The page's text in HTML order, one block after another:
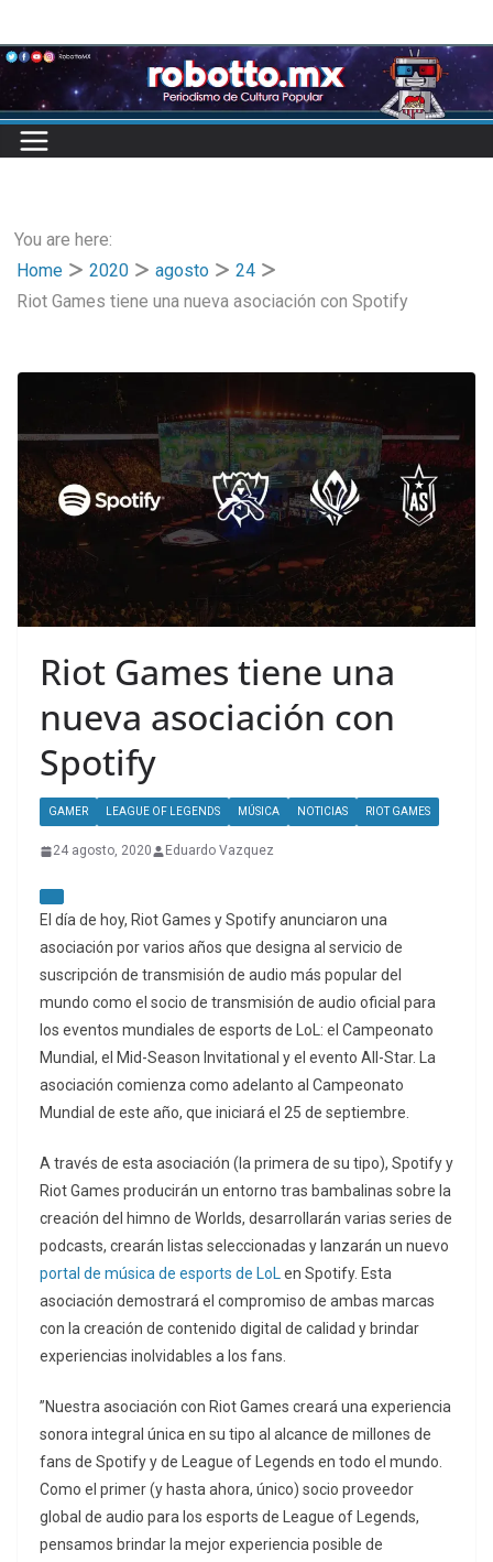
to
content
You are here:
Home
2020 agosto
24
Riot Games tiene una nueva asociación con Spotify
Riot Games tiene una
nueva asociación con
Spotify
GAMER LEAGUE OF LEGENDS MÚSICA NOTICIAS RIOT GAMES
24 agosto, 2020 Eduardo Vazquez
El día de hoy, Riot Games y Spotify anunciaron una
asociación por varios años que designa al servicio de
suscripción de transmisión de audio más popular del
mundo como el socio de transmisión de audio oficial para
los eventos mundiales de esports de LoL: el Campeonato
Mundial, el Mid-Season Invitational y el evento All-Star. La
asociación comienza como adelanto al Campeonato
Mundial de este año, que iniciará el 25 de septiembre.
A través de esta asociación (la primera de su tipo), Spotify y
Riot Games producirán un entorno tras bambalinas sobre la
creación del himno de Worlds, desarrollarán varias series de
podcasts, crearán listas seleccionadas y lanzarán un nuevo
portal de música de esports de LoL en Spotify. Esta
asociación demostrará el compromiso de ambas marcas
con la creación de contenido digital de calidad y brindar
experiencias inolvidables a los fans.
”Nuestra asociación con Riot Games creará una experiencia
sonora integral única en su tipo al alcance de millones de
fans de Spotify y de League of Legends en todo el mundo.
Como el primer (y hasta ahora, único) socio proveedor
global de audio para los esports de League of Legends,
pensamos brindar la mejor experiencia posible de